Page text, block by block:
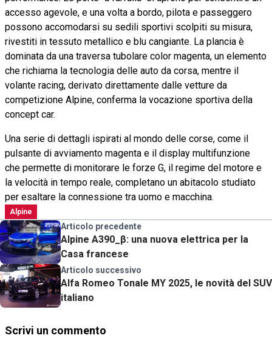
accesso agevole, e una volta a bordo, pilota e passeggero
possono accomodarsi su sedili sportivi scolpiti su misura,
rivestiti in tessuto metallico e blu cangiante. La plancia è
dominata da una traversa tubolare color magenta, un elemento
che richiama la tecnologia delle auto da corsa, mentre il
volante racing, derivato direttamente dalle vetture da
competizione Alpine, conferma la vocazione sportiva della
concept car.
Una serie di dettagli ispirati al mondo delle corse, come il
pulsante di avviamento magenta e il display multifunzione
che permette di monitorare le forze G, il regime del motore e
la velocità in tempo reale, completano un abitacolo studiato
per esaltare la connessione tra uomo e macchina.
Alpine
Articolo precedente
Alpine A390_β: una nuova elettrica per la
Casa francese
Articolo successivo
Alfa Romeo Tonale MY 2025, le novità del SUV
italiano
Scrivi un commento